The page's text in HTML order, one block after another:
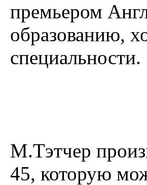
премьером
образованию,
специальности.
М.Тэтчер
45, которую